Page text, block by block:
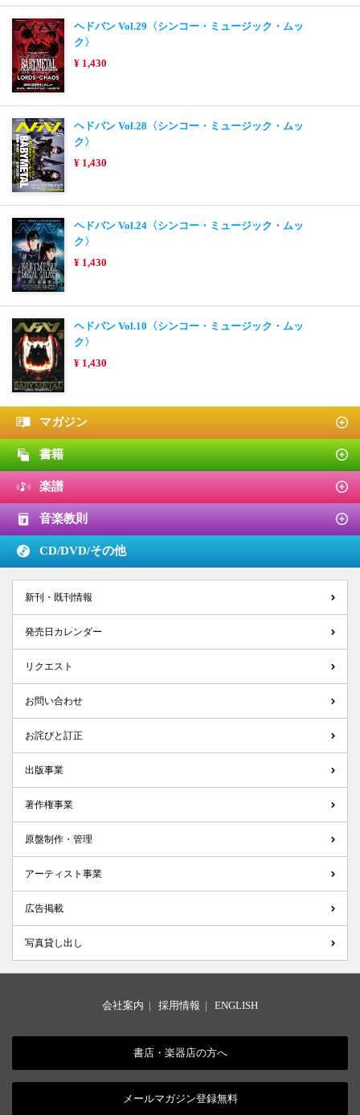
ヘドバン Vol.29〈シンコー・ミュージック・ムッ
ク〉
¥ 1,430
ヘドバン Vol.28〈シンコー・ミュージック・ムッ
ク〉
¥ 1,430
ヘドバン Vol.24〈シンコー・ミュージック・ムッ
ク〉
¥ 1,430
ヘドバン Vol.10〈シンコー・ミュージック・ムッ
ク〉
¥ 1,430
マガジン
書籍
楽譜
音楽教則
CD/DVD/その他
新刊・既刊情報
発売日カレンダー
リクエスト
お問い合わせ
お詫びと訂正
出版事業
著作権事業
原盤制作・管理
アーティスト事業
広告掲載
写真貸し出し
会社案内 | 採用情報 | ENGLISH
書店・楽器店の方へ
メールマガジン登録無料